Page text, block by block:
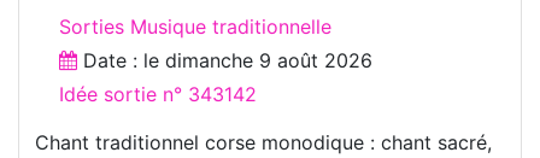
Sorties Musique traditionnelle
Date : le dimanche 9 août 2026
Idée sortie n° 343142
Chant traditionnel corse monodique : chant sacré,